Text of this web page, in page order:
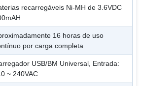
recarregáveis Ni-MH de 3.6VDC
16 horas de uso
por carga completa
USB/BM Universal, Entrada:
~ 240VAC